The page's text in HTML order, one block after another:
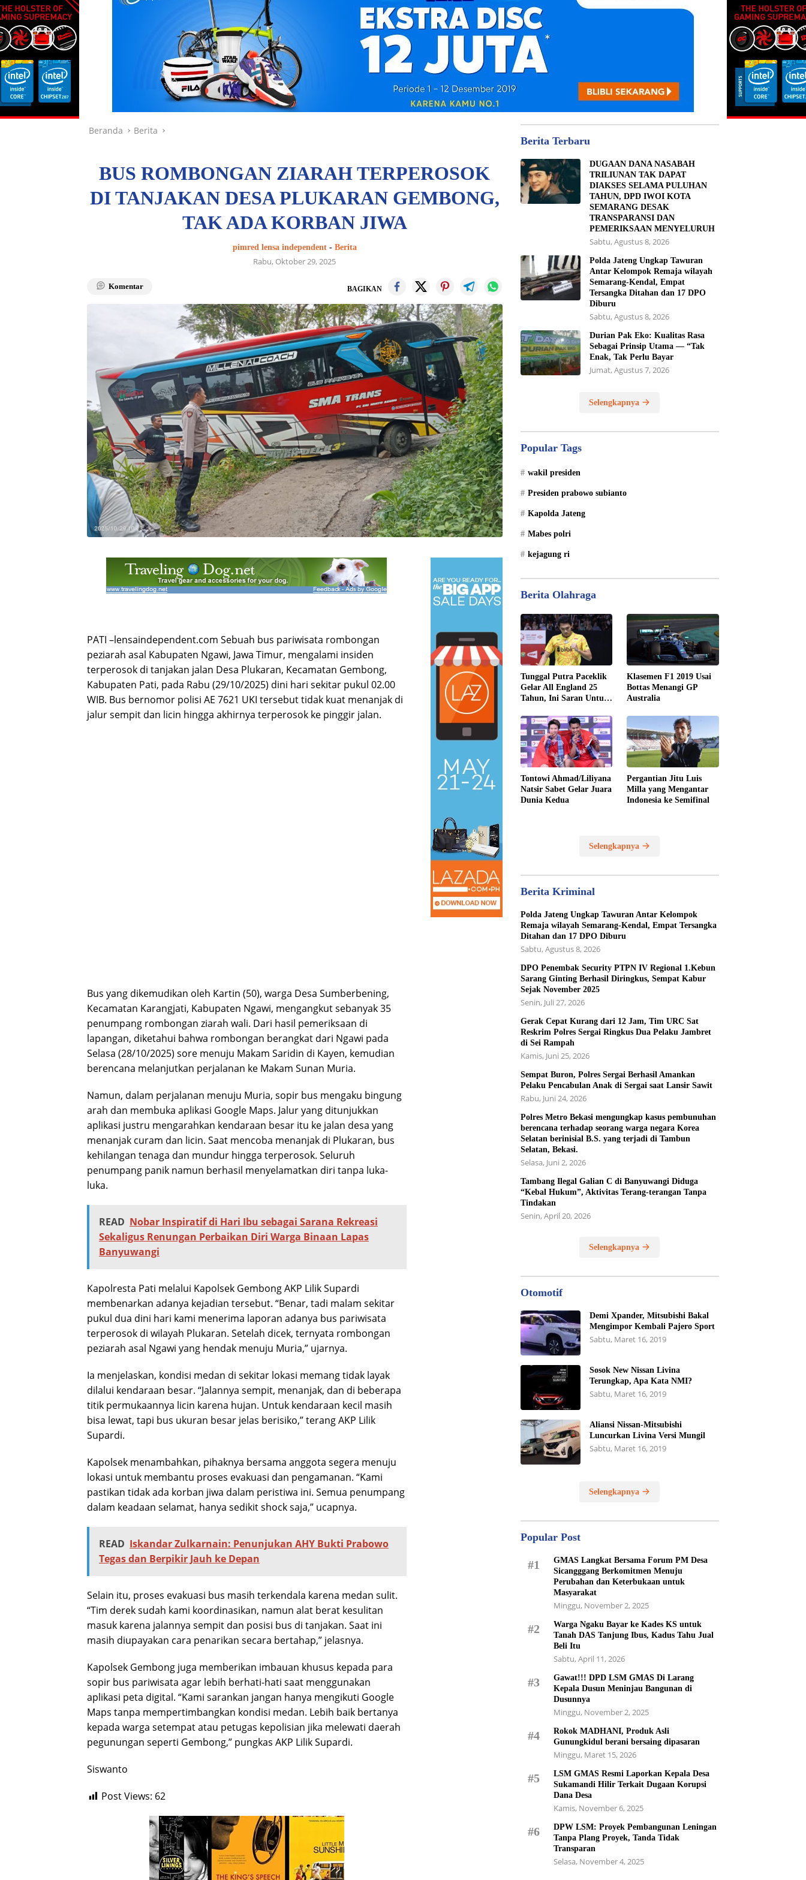
Beranda Berita
BUS ROMBONGAN ZIARAH TERPEROSOK
DI TANJAKAN DESA PLUKARAN GEMBONG,
TAK ADA KORBAN JIWA
pimred lensa independent- Berita
Rabu, Oktober 29, 2025
Komentar BAGIKAN
PATI –lensaindependent.com Sebuah bus pariwisata rombongan
peziarah asal Kabupaten Ngawi, Jawa Timur, mengalami insiden
terperosok di tanjakan jalan Desa Plukaran, Kecamatan Gembong,
Kabupaten Pati, pada Rabu (29/10/2025) dini hari sekitar pukul 02.00
WIB. Bus bernomor polisi AE 7621 UKI tersebut tidak kuat menanjak di
jalur sempit dan licin hingga akhirnya terperosok ke pinggir jalan.
Bus yang dikemudikan oleh Kartin (50), warga Desa Sumberbening,
Kecamatan Karangjati, Kabupaten Ngawi, mengangkut sebanyak 35
penumpang rombongan ziarah wali. Dari hasil pemeriksaan di
lapangan, diketahui bahwa rombongan berangkat dari Ngawi pada
Selasa (28/10/2025) sore menuju Makam Saridin di Kayen, kemudian
berencana melanjutkan perjalanan ke Makam Sunan Muria.
Namun, dalam perjalanan menuju Muria, sopir bus mengaku bingung
arah dan membuka aplikasi Google Maps. Jalur yang ditunjukkan
aplikasi justru mengarahkan kendaraan besar itu ke jalan desa yang
menanjak curam dan licin. Saat mencoba menanjak di Plukaran, bus
kehilangan tenaga dan mundur hingga terperosok. Seluruh
penumpang panik namun berhasil menyelamatkan diri tanpa luka-
luka.
READ Nobar Inspiratif di Hari Ibu sebagai Sarana Rekreasi
Sekaligus Renungan Perbaikan Diri Warga Binaan Lapas
Banyuwangi
Kapolresta Pati melalui Kapolsek Gembong AKP Lilik Supardi
membenarkan adanya kejadian tersebut. “Benar, tadi malam sekitar
pukul dua dini hari kami menerima laporan adanya bus pariwisata
terperosok di wilayah Plukaran. Setelah dicek, ternyata rombongan
peziarah asal Ngawi yang hendak menuju Muria,” ujarnya.
Ia menjelaskan, kondisi medan di sekitar lokasi memang tidak layak
dilalui kendaraan besar. “Jalannya sempit, menanjak, dan di beberapa
titik permukaannya licin karena hujan. Untuk kendaraan kecil masih
bisa lewat, tapi bus ukuran besar jelas berisiko,” terang AKP Lilik
Supardi.
Kapolsek menambahkan, pihaknya bersama anggota segera menuju
lokasi untuk membantu proses evakuasi dan pengamanan. “Kami
pastikan tidak ada korban jiwa dalam peristiwa ini. Semua penumpang
dalam keadaan selamat, hanya sedikit shock saja,” ucapnya.
READ Iskandar Zulkarnain: Penunjukan AHY Bukti Prabowo
Tegas dan Berpikir Jauh ke Depan
Selain itu, proses evakuasi bus masih terkendala karena medan sulit.
“Tim derek sudah kami koordinasikan, namun alat berat kesulitan
masuk karena jalannya sempit dan posisi bus di tanjakan. Saat ini
masih diupayakan cara penarikan secara bertahap,” jelasnya.
Kapolsek Gembong juga memberikan imbauan khusus kepada para
sopir bus pariwisata agar lebih berhati-hati saat menggunakan
aplikasi peta digital. “Kami sarankan jangan hanya mengikuti Google
Maps tanpa mempertimbangkan kondisi medan. Lebih baik bertanya
kepada warga setempat atau petugas kepolisian jika melewati daerah
pegunungan seperti Gembong,” pungkas AKP Lilik Supardi.
Siswanto
Post Views: 62
Berita Terbaru
DUGAAN DANA NASABAH
TRILIUNAN TAK DAPAT
DIAKSES SELAMA PULUHAN
TAHUN, DPD IWOI KOTA
SEMARANG DESAK
TRANSPARANSI DAN
PEMERIKSAAN MENYELURUH
Sabtu, Agustus 8, 2026
Polda Jateng Ungkap Tawuran
Antar Kelompok Remaja wilayah
Semarang-Kendal, Empat
Tersangka Ditahan dan 17 DPO
Diburu
Sabtu, Agustus 8, 2026
Durian Pak Eko: Kualitas Rasa
Sebagai Prinsip Utama — “Tak
Enak, Tak Perlu Bayar
Jumat, Agustus 7, 2026
Selengkapnya
Popular Tags
wakil presiden
Presiden prabowo subianto
Kapolda Jateng
Mabes polri
kejagung ri
Berita Olahraga
Tunggal Putra Paceklik
Gelar All England 25
Tahun, Ini Saran Untuk
Klasemen F1 2019 Usai
Bottas Menangi GP
Australia
Tontowi Ahmad/Liliyana
Natsir Sabet Gelar Juara
Dunia Kedua
Pergantian Jitu Luis
Milla yang Mengantar
Indonesia ke Semifinal
Selengkapnya
Berita Kriminal
Polda Jateng Ungkap Tawuran Antar Kelompok
Remaja wilayah Semarang-Kendal, Empat Tersangka
Ditahan dan 17 DPO Diburu
Sabtu, Agustus 8, 2026
DPO Penembak Security PTPN IV Regional 1.Kebun
Sarang Ginting Berhasil Diringkus, Sempat Kabur
Sejak November 2025
Senin, Juli 27, 2026
Gerak Cepat Kurang dari 12 Jam, Tim URC Sat
Reskrim Polres Sergai Ringkus Dua Pelaku Jambret
di Sei Rampah
Kamis, Juni 25, 2026
Sempat Buron, Polres Sergai Berhasil Amankan
Pelaku Pencabulan Anak di Sergai saat Lansir Sawit
Rabu, Juni 24, 2026
Polres Metro Bekasi mengungkap kasus pembunuhan
berencana terhadap seorang warga negara Korea
Selatan berinisial B.S. yang terjadi di Tambun
Selatan, Bekasi.
Selasa, Juni 2, 2026
Tambang Ilegal Galian C di Banyuwangi Diduga
“Kebal Hukum”, Aktivitas Terang-terangan Tanpa
Tindakan
Senin, April 20, 2026
Selengkapnya
Otomotif
Demi Xpander, Mitsubishi Bakal
Mengimpor Kembali Pajero Sport
Sabtu, Maret 16, 2019
Sosok New Nissan Livina
Terungkap, Apa Kata NMI?
Sabtu, Maret 16, 2019
Aliansi Nissan-Mitsubishi
Luncurkan Livina Versi Mungil
Sabtu, Maret 16, 2019
Selengkapnya
Popular Post
#1
GMAS Langkat Bersama Forum PM Desa
Sicangggang Berkomitmen Menuju
Perubahan dan Keterbukaan untuk
Masyarakat
Minggu, November 2, 2025
#2
Warga Ngaku Bayar ke Kades KS untuk
Tanah DAS Tanjung Ibus, Kadus Tahu Jual
Beli Itu
Sabtu, April 11, 2026
#3
Gawat!!! DPD LSM GMAS Di Larang
Kepala Dusun Meninjau Bangunan di
Dusunnya
Minggu, November 2, 2025
#4
Rokok MADHANI, Produk Asli
Gunungkidul berani bersaing dipasaran
Minggu, Maret 15, 2026
#5
LSM GMAS Resmi Laporkan Kepala Desa
Sukamandi Hilir Terkait Dugaan Korupsi
Dana Desa
Kamis, November 6, 2025
#6
DPW LSM: Proyek Pembangunan Leningan
Tanpa Plang Proyek, Tanda Tidak
Transparan
Selasa, November 4, 2025